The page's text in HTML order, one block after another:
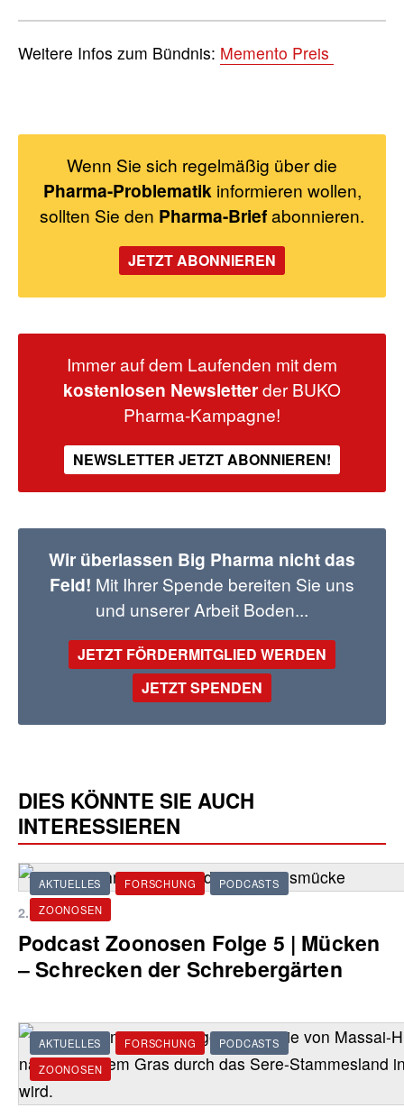
Weitere Infos zum Bündnis: Memento Preis
Wenn Sie sich regelmäßig über die
Pharma-Problematik informieren wollen,
sollten Sie den Pharma-Briefabonnieren.
JETZT ABONNIEREN
Immer auf dem Laufenden mit dem
kostenlosen Newsletterder BUKO
Pharma-Kampagne!
NEWSLETTER JETZT ABONNIEREN!
Wir überlassen Big Pharma nicht das
Feld! Mit Ihrer Spende bereiten Sie uns
und unserer Arbeit Boden...
JETZT FÖRDERMITGLIED WERDEN
JETZT SPENDEN
DIES KÖNNTE SIE AUCH
INTERESSIEREN
AKTUELLES FORSCHUNG
PODCASTS
ZOONOSEN
2. Juli 2026
Podcast Zoonosen Folge 5 | Mücken
‒ Schrecken der Schrebergärten
AKTUELLES FORSCHUNG
PODCASTS
ZOONOSEN